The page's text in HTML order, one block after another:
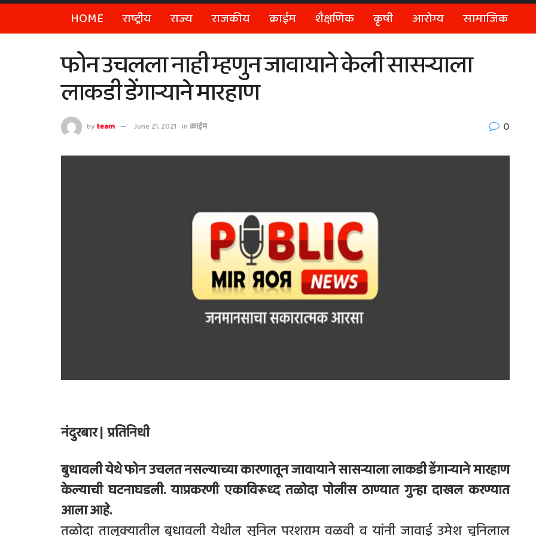
HOME राष्ट्रीय राज्य राजकीय क्राईम शैक्षणिक कृषी आरोग्य सामाजिक
फोन उचलला नाही म्हणुन जावायाने केली सासर्‍याला
लाकडी डेंगार्‍याने मारहाण
byteam June 21, 2021 inक्राईम 0
नंदुरबार | प्रतिनिधी
बुधावली येथे फोन उचलत नसल्याच्या कारणातून जावायाने सासर्‍याला लाकडी डेंगार्‍याने मारहाण
केल्याची घटनाघडली. याप्रकरणी एकाविरूध्द तळोदा पोलीस ठाण्यात गुन्हा दाखल करण्यात
आला आहे.
तळोदा तालुक्यातील बुधावली येथील सुनिल परशराम वळवी व यांनी जावाई उमेश चुनिलाल